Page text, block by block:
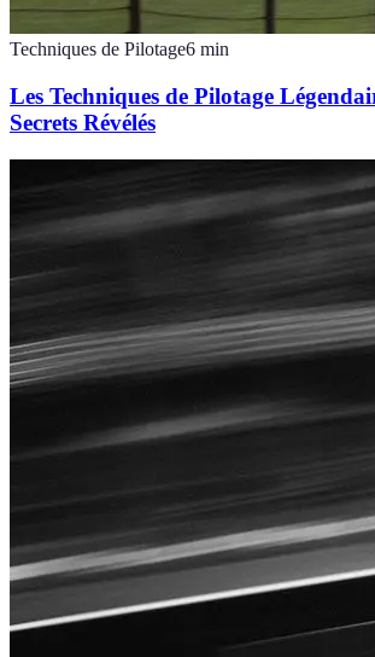
Techniques de Pilotage6 min
Les Techniques de Pilotage
Secrets Révélés